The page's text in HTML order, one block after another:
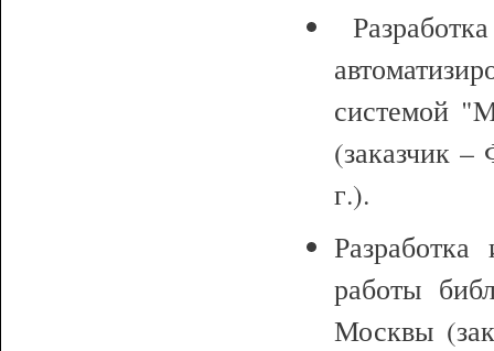
системой
(заказчик –
г.).
работы
Москвы